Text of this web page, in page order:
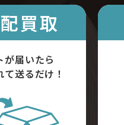
買取
が届いたら
送るだけ！